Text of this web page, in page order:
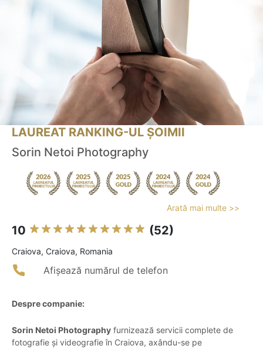
LAUREAT RANKING-UL ȘOIMII
Sorin Netoi Photography
Arată mai multe >>
10 (52)
Craiova, Craiova, Romania
Afișează numărul de telefon
Despre companie:
Sorin Netoi Photography furnizează servicii complete de
fotografie și videografie în Craiova, axându-se pe